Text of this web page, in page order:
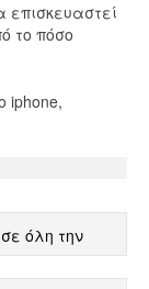
επισκευαστεί
το πόσο
iphone,
όλη την